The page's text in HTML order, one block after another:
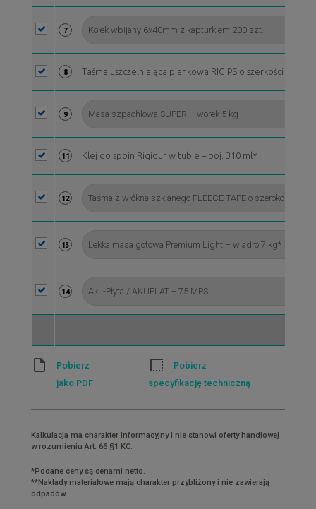
7
8 Taśma uszczelniająca piankowa RIGIPS o szerkości 70
9
11 Klej do spoin Rigidur w tubie – poj. 310 ml*
12
13
14
Pobierz
jako PDF
Pobierz
specyfikację techniczną
Kalkulacja ma charakter informacyjny i nie stanowi oferty handlowej
w rozumieniu Art. 66 §1 KC.
*Podane ceny są cenami netto.
**Nakłady materiałowe mają charakter przybliżony i nie zawierają
odpadów.